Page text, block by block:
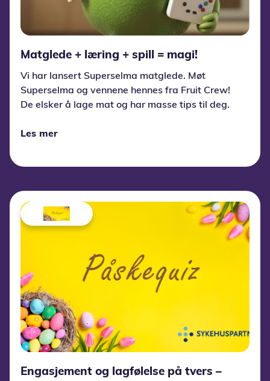
Matglede + læring + spill = magi!
Vi har lansert Superselma matglede. Møt
Superselma og vennene hennes fra Fruit Crew!
De elsker å lage mat og har masse tips til deg.
Les mer
Engasjement og lagfølelse på tvers –